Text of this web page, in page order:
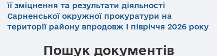
її зміцнення та результати діяльності
Сарненської окружної прокуратури на
території району впродовж І півріччя 2026 року
Пошук документів